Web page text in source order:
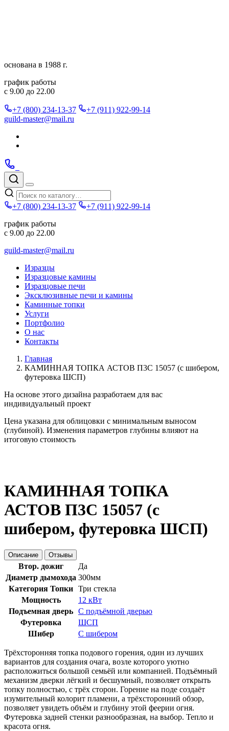
основана в 1988 г.
график работы
с 9.00 до 22.00
+7 (800) 234-13-37
+7 (911) 922-99-14
guild-master@mail.ru
Позвонить
Поиск
по
каталогу
Меню
+7 (800) 234-13-37
+7 (911) 922-99-14
график работы
с 9.00 до 22.00
guild-master@mail.ru
Изразцы
Изразцовые камины
Изразцовые печи
Эксклюзивные печи и камины
Каминные топки
Услуги
Портфолио
О нас
Контакты
Главная
КАМИННАЯ ТОПКА АСТОВ П3С 15057 (с шибером,
футеровка ШСП)
На основе этого дизайна разработаем для вас
индивидуальный проект
Цена указана для облицовки с минимальным выносом
(глубиной). Изменения параметров глубины влияют на
итоговую стоимость
КАМИННАЯ ТОПКА
АСТОВ П3С 15057 (с
шибером, футеровка ШСП)
Описание Отзывы
Втор. дожиг
Да
Диаметр дымохода 300мм
Категория Топки Три стекла
Мощность
12 кВт
Подъемная дверь С подъёмной дверью
Футеровка
ШСП
Шибер
С шибером
Трёхсторонняя топка подового горения, один из лучших
вариантов для создания очага, возле которого уютно
расположиться большой семьёй или компанией. Подъёмный
механизм дверки лёгкий и бесшумный, позволяет открыть
топку полностью, с трёх сторон. Горение на поде создаёт
изумительный колорит пламени, а трёхсторонний обзор,
позволяет увидеть объём и глубину этой феерии огня.
Футеровка задней стенки разнообразная, на выбор. Тепло и
красота огня.